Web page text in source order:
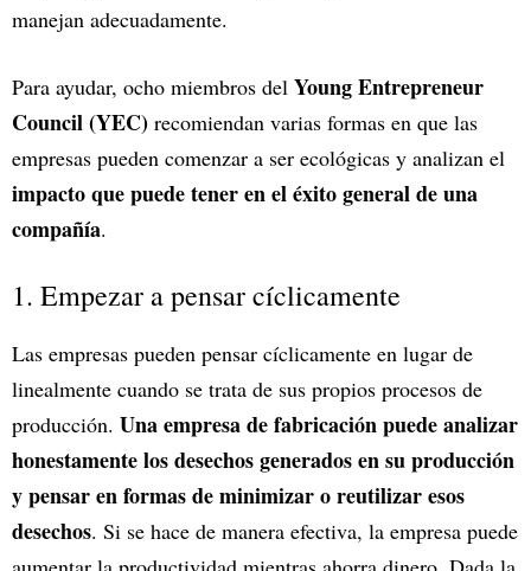
manejan adecuadamente.
Para ayudar, ocho miembros del Young Entrepreneur
Council (YEC) recomiendan varias formas en que las
empresas pueden comenzar a ser ecológicas y analizan el
impacto que puede tener en el éxito general de una
compañía.
1. Empezar a pensar cíclicamente
Las empresas pueden pensar cíclicamente en lugar de
linealmente cuando se trata de sus propios procesos de
producción. Una empresa de fabricación puede analizar
honestamente los desechos generados en su producción
y pensar en formas de minimizar o reutilizar esos
desechos. Si se hace de manera efectiva, la empresa puede